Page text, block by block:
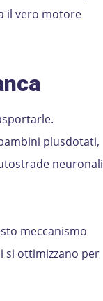
il vero motore
plusdotati,
neuronali
meccanismo
si ottimizzano per